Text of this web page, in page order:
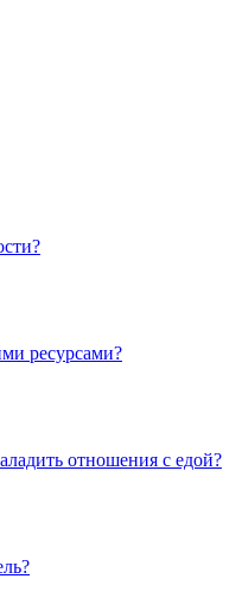
ресурсами?
отношения с едой?